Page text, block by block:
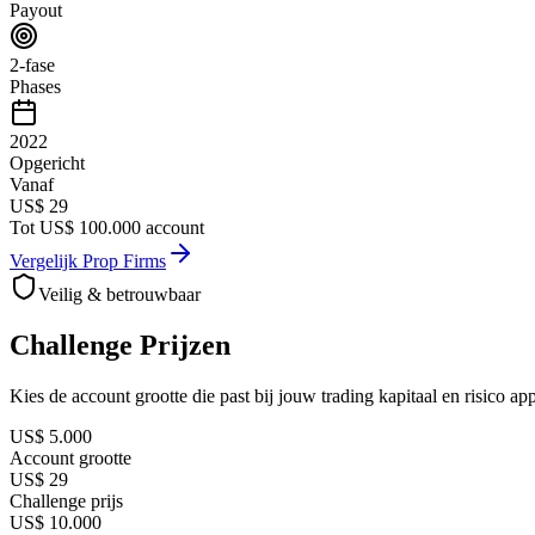
Payout
2-fase
Phases
2022
Opgericht
Vanaf
US$ 29
Tot US$ 100.000 account
Vergelijk Prop Firms
Veilig & betrouwbaar
Challenge Prijzen
Kies de account grootte die past bij jouw trading kapitaal en risico
US$ 5.000
Account grootte
US$ 29
Challenge prijs
US$ 10.000